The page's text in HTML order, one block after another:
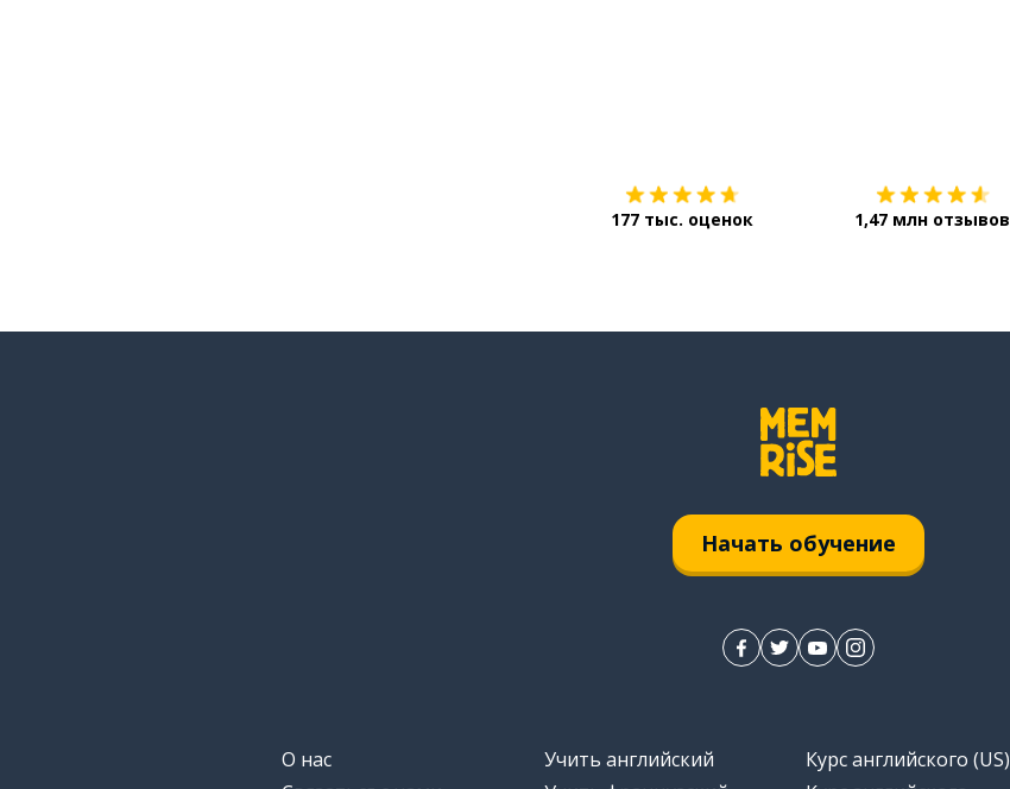
177 тыс. оценок 1,47 млн отзывов
Начать обучение
О нас
Учить английский
Курс английского (US)